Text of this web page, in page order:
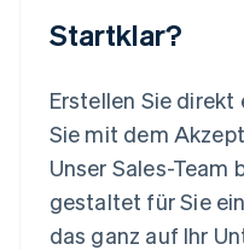
Startklar?
Erstellen Sie direkt
Sie mit dem
Unser Sales-Team
gestaltet für Sie
das ganz auf Ihr
English
Español English
Neuseeland
English
Niederlande
Norwegen
English